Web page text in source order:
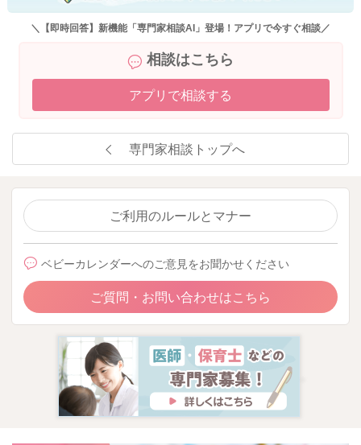
＼【即時回答】新機能「専門家相談AI」登場！アプリで今すぐ相談／
相談はこちら
アプリで相談する
専門家相談トップへ
ご利用のルールとマナー
ベビーカレンダーへのご意見をお聞かせください
ご質問・お問い合わせはこちら